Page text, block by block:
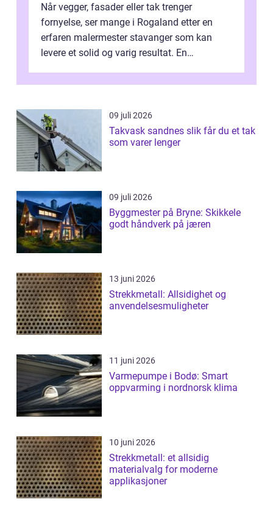
Når vegger, fasader eller tak trenger
fornyelse, ser mange i Rogaland etter en
erfaren malermester stavanger som kan
levere et solid og varig resultat. En
leg...
09 juli 2026
Takvask sandnes slik får du et tak
som varer lenger
09 juli 2026
Byggmester på Bryne: Skikkele
godt håndverk på jæren
13 juni 2026
Strekkmetall: Allsidighet og
anvendelsesmuligheter
11 juni 2026
Varmepumpe i Bodø: Smart
oppvarming i nordnorsk klima
10 juni 2026
Strekkmetall: et allsidig
materialvalg for moderne
applikasjoner